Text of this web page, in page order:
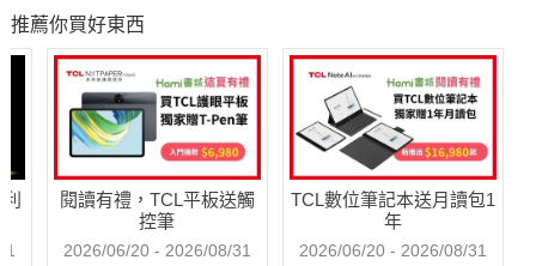
侯勝茂／現任新光吳火獅紀念醫院院長＆前行政院衛生署署長
這本書不僅記載臺大醫院的國際醫療史，更見證台灣的醫療外交
歷程，我有幸參與其中，收穫滿滿！也衷心期盼所有的醫師在行
醫歷程中，能利用適當時間去海外或偏鄉服務，嘗試接受不同的
挑戰，讓視野更加宏觀。
林芳郁／現任亞東醫院院長＆前行政院衛生署署長＆前臺大醫
院、前臺北榮民總醫院院長
推薦你買好東西
閱讀有禮，TCL平板送觸
控筆
2026/06/20 - 2026/08/31
TCL數位筆記本送月讀包1
年
2026/06/20 - 2026/08/31